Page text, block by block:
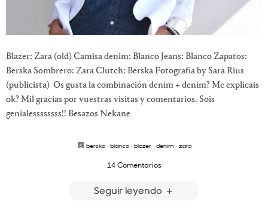
Blazer: Zara (old) Camisa denim: Blanco Jeans: Blanco Zapatos:
Berska Sombrero: Zara Clutch: Berska Fotografía by Sara Rius
(publicista) Os gusta la combinación denim + denim? Me explicais
ok? Mil gracias por vuestras visitas y comentarios. Sois
genialessssssss!! Besazos Nekane
berska· blanco· blazer· denim · zara
14 Comentarios
Seguir leyendo